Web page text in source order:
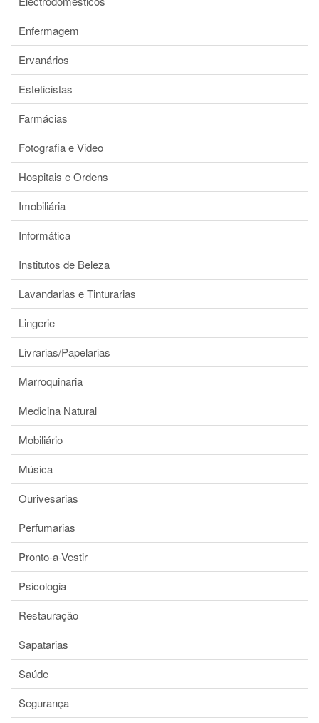
Enfermagem
Ervanários
Esteticistas
Farmácias
Fotografia e Video
Hospitais e Ordens
Imobiliária
Informática
Institutos de Beleza
Lavandarias e Tinturarias
Lingerie
Livrarias/Papelarias
Marroquinaria
Medicina Natural
Mobiliário
Música
Ourivesarias
Perfumarias
Pronto-a-Vestir
Psicologia
Restauração
Sapatarias
Saúde
Segurança